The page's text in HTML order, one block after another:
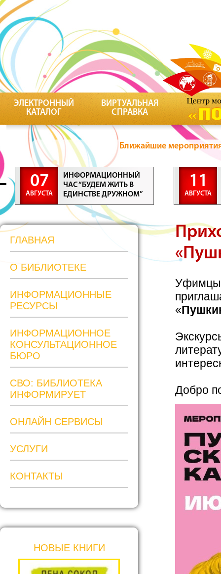
ЭЛЕКТРОННЫЙ
КАТАЛОГ
ВИРТУАЛЬНАЯ
СПРАВКА
Ближайшие
07
АВГУСТА
ИНФОРМАЦИОННЫЙ
ЧАС “БУДЕМ ЖИТЬ В
ЕДИНСТВЕ ДРУЖНОМ”
11
АВГУСТА
ГЛАВНАЯ
О БИБЛИОТЕКЕ
ИНФОРМАЦИОННЫЕ
РЕСУРСЫ
ИНФОРМАЦИОННОЕ
КОНСУЛЬТАЦИОННОЕ
БЮРО
СВО: БИБЛИОТЕКА
ИНФОРМИРУЕТ
ОНЛАЙН СЕРВИСЫ
УСЛУГИ
КОНТАКТЫ
НОВЫЕ КНИГИ
Уфимцы
«
Добро